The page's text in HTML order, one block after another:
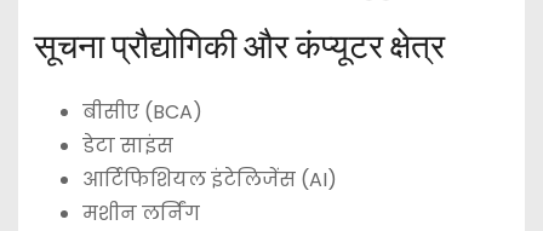
सूचना प्रौद्योगिकी और कंप्यूटर क्षेत्र
बीसीए (BCA)
डेटा साइंस
आर्टिफिशियल इंटेलिजेंस (AI)
मशीन लर्निंग